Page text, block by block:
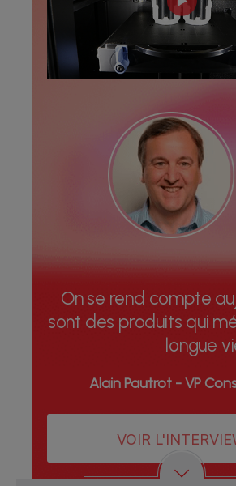
On se rend compte
sont des produits qui
longue
Alain Pautrot - VP
VOIR